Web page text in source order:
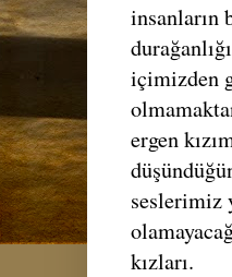
insanların
içimizden
ergen
seslerimiz
kızları.